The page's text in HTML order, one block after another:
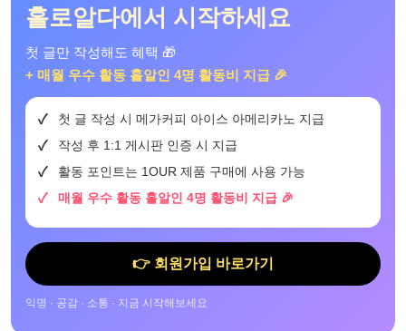
홀로알다에서 시작하세요
첫 글만 작성해도 혜택 🎁
+ 매월 우수 활동 홀알인 4명 활동비 지급 🎉
첫 글 작성 시 메가커피 아이스 아메리카노 지급
작성 후 1:1 게시판 인증 시 지급
활동 포인트는 1OUR 제품 구매에 사용 가능
매월 우수 활동 홀알인 4명 활동비 지급 🎉
👉 회원가입 바로가기
익명 · 공감 · 소통 · 지금 시작해보세요